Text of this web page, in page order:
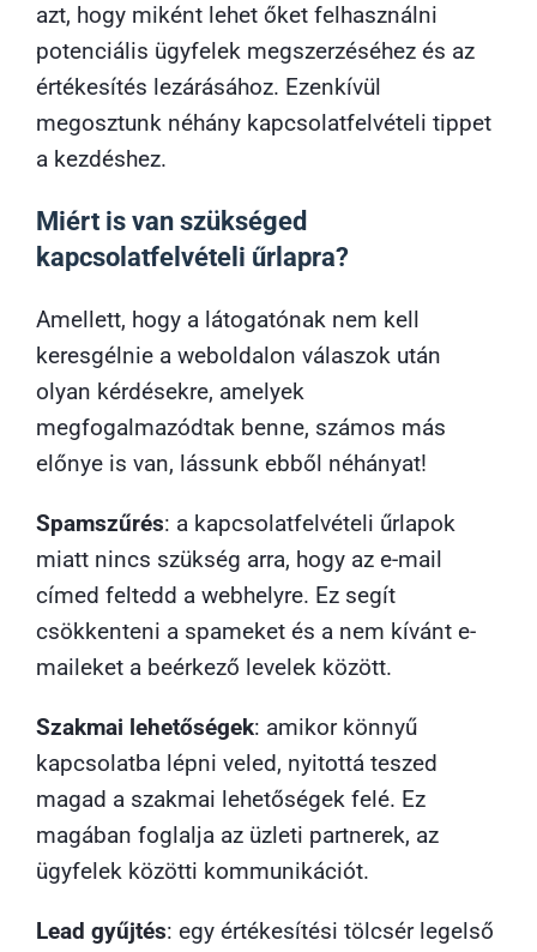
azt, hogy miként lehet őket felhasználni
potenciális ügyfelek megszerzéséhez és az
értékesítés lezárásához. Ezenkívül
megosztunk néhány kapcsolatfelvételi tippet
a kezdéshez.
Miért is van szükséged
kapcsolatfelvételi űrlapra?
Amellett, hogy a látogatónak nem kell
keresgélnie a weboldalon válaszok után
olyan kérdésekre, amelyek
megfogalmazódtak benne, számos más
előnye is van, lássunk ebből néhányat!
Spamszűrés: a kapcsolatfelvételi űrlapok
miatt nincs szükség arra, hogy az e-mail
címed feltedd a webhelyre. Ez segít
csökkenteni a spameket és a nem kívánt e-
maileket a beérkező levelek között.
Szakmai lehetőségek: amikor könnyű
kapcsolatba lépni veled, nyitottá teszed
magad a szakmai lehetőségek felé. Ez
magában foglalja az üzleti partnerek, az
ügyfelek közötti kommunikációt.
Lead gyűjtés: egy értékesítési tölcsér legelső